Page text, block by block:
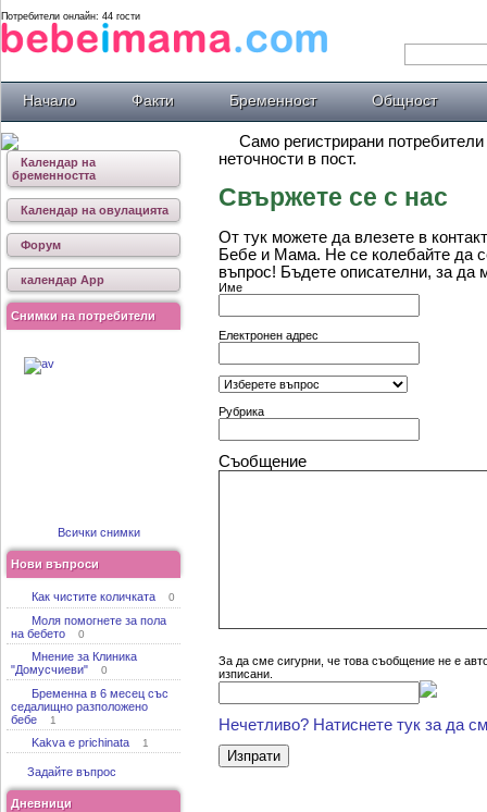
Потребители онлайн: 44 гости
Начало Факти Бременност Общност
Само регистрирани
неточности в пост.
Свържете се с нас
От тук можете да влезете в
Бебе и Мама. Не се колебайте да
въпрос! Бъдете описателни, за
Име
Електронен адрес
Рубрика
Съобщение
За да сме сигурни, че това съобщение не е
изписани.
Нечетливо? Натиснете тук за да
Календар на
бременността
Календар на овулацията
Форум
календар App
Снимки на потребители
Всички снимки
Нови въпроси
Как чистите количката 0
Моля помогнете за пола
на бебето
0
Мнение за Клиника
"Домусчиеви"
0
Бременна в 6 месец със
седалищно разположено
бебе
1
Kakva e prichinata 1
Задайте въпрос
Дневници